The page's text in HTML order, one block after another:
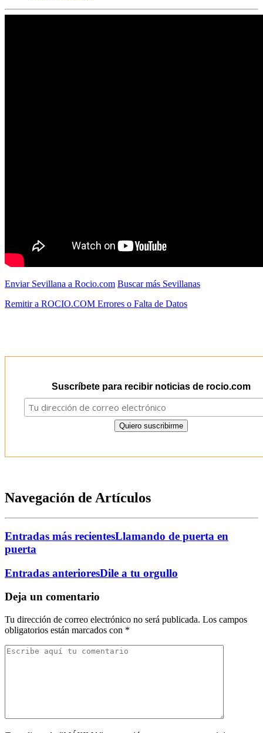
Enviar Sevillana a Rocio.com Buscar más Sevillanas
Remitir a ROCIO.COM Errores o Falta de Datos
Suscríbete para recibir noticias de rocio.com
Navegación de Artículos
Entradas más recientesLlamando de puerta en
puerta
Entradas anterioresDile a tu orgullo
Deja un comentario
Tu dirección de correo electrónico no será publicada. Los campos
obligatorios están marcados con *